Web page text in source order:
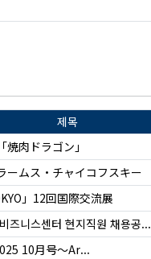
제목
肉ドラゴン」
ームス・チャイコフスキー
」12回国際交流展
즈니스센터 현지직원 채용공...
10月号～Ar...